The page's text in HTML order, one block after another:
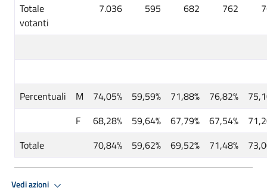
Totale
votanti
7.036 595 682 762
Percentuali M 74,05% 59,59% 71,88% 76,82%
F
68,28% 59,64% 67,79% 67,54%
Totale
70,84% 59,62% 69,52% 71,48%
Vedi azioni